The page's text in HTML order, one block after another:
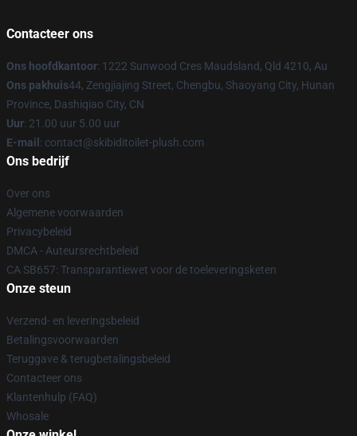
Contacteer ons
Ons hoofdkantoor: 1222 Sunwood Cres Maudsland, Qld 4210, Au
Ons pakhuis44, Zengjiajing Street, Chengbu, Shaoyang City, Hunan
Province, Dashiqiao City, CN
Uur: 21.00 uur 5.00 uur
E-mail : contact@skibiditoilet-plush.com
Ons bedrijf
Over ons
Algemene voorwaarden
Privacybeleid
DMCA - Auteursrechtbeleid
CA SB657: Transparantiewet voor de toeleveringsketen
Onze steun
Verzend- en leveringsbeleid
Betalingsvoorwaarden
Teruggave & terugbetalingsbeleid
Contacteer ons
Klantenhulp (FAQ)
Whosale